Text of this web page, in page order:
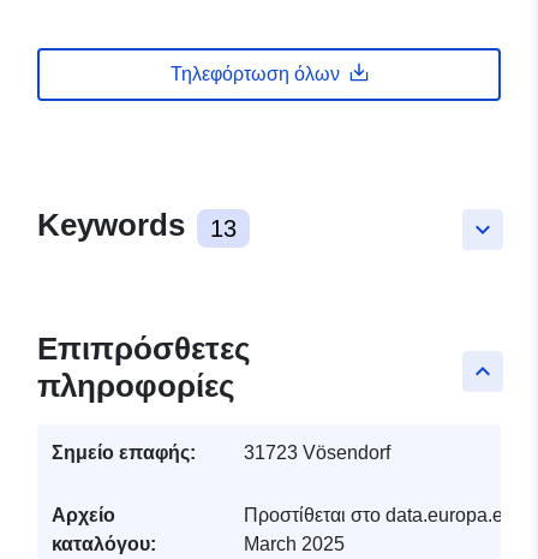
Τηλεφόρτωση όλων
keyboard_arrow_down
Keywords 13
keyboard_arrow_up
Επιπρόσθετες
πληροφορίες
Σημείο επαφής: 31723 Vösendorf
Αρχείο
καταλόγου:
Προστίθεται στο data.europa.eu:
March 2025